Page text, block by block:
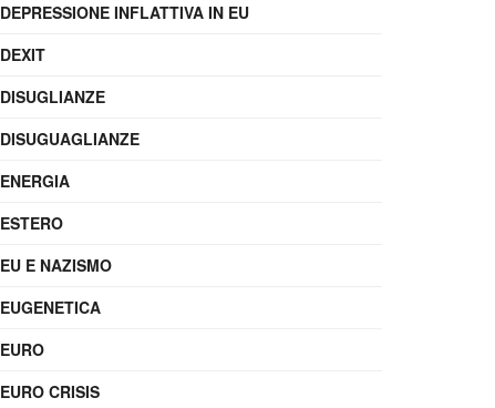
DEPRESSIONE INFLATTIVA IN EU
DEXIT
DISUGLIANZE
DISUGUAGLIANZE
ENERGIA
ESTERO
EU E NAZISMO
EUGENETICA
EURO
EURO CRISIS